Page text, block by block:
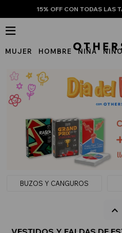
15% OFF CON TODAS LAS
MUJER HOMBRE NIÑA

BUZOS Y CANGUROS